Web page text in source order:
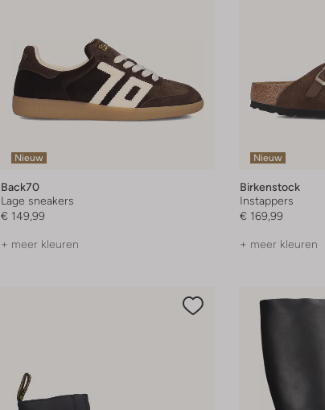
Nieuw
Back70
Lage sneakers
€ 149,99
+ meer kleuren
Nieuw
Birkenstock
Instappers
€ 169,99
+ meer kleuren